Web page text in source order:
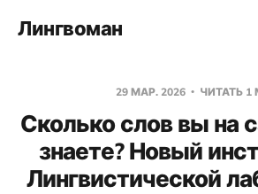
Лингвоман
29 МАР. 2026 ЧИТАТЬ 1
Сколько слов вы на
знаете? Новый
Лингвистической